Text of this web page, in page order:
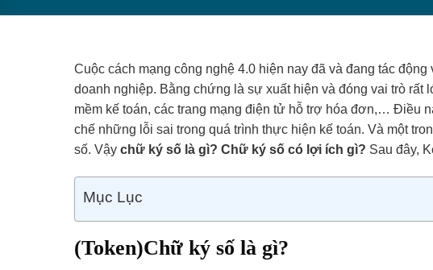
Cuộc cách mạng công nghệ 4.0 hiện nay đã và đang tác
doanh nghiệp. Bằng chứng là sự xuất hiện và đóng vai trò rất
mềm kế toán, các trang mạng điện tử hỗ trợ hóa đơn,… Điều
chế những lỗi sai trong quá trình thực hiện kế toán. Và một
số. Vậy chữ ký số là gì? Chữ ký số có lợi ích gì? Sau đây,
Mục Lục
(Token)Chữ ký số là gì?